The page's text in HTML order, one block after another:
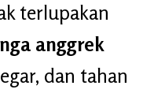
terlupakan
anggrek
dan tahan